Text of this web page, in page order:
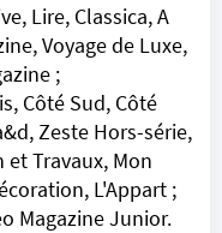
Lire, Classica, A
Voyage de Luxe,
;
Côté Sud, Côté
Zeste Hors-série,
Travaux, Mon
L'Appart ;
Magazine Junior.